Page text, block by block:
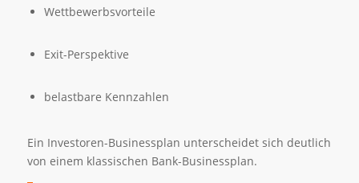
Wettbewerbsvorteile
Exit-Perspektive
belastbare Kennzahlen
Ein Investoren-Businessplan unterscheidet sich deutlich
von einem klassischen Bank-Businessplan.